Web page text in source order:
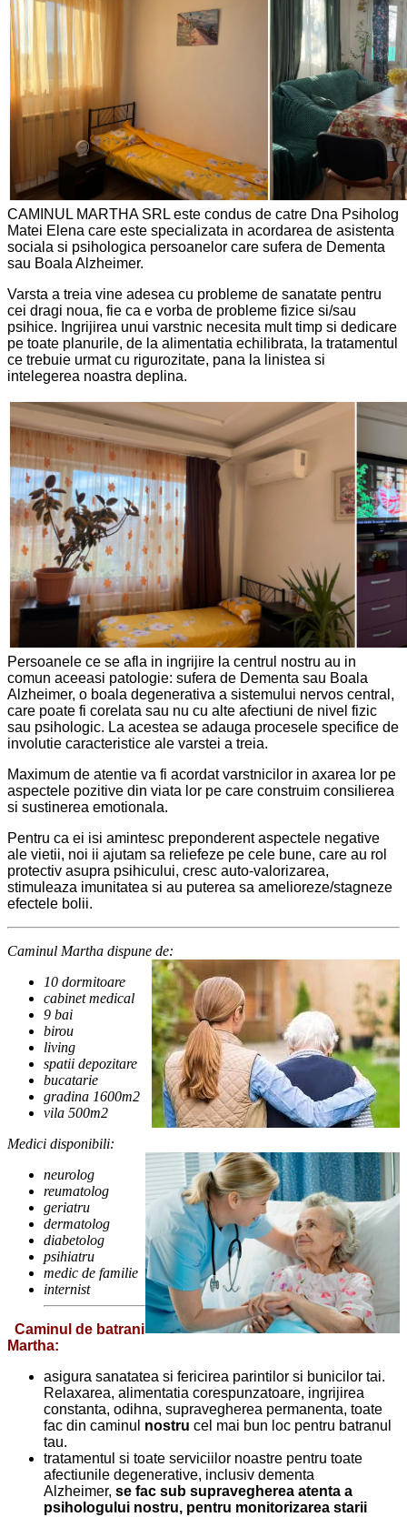
CAMINUL MARTHA SRL este condus de catre Dna Psiholog
Matei Elena care este specializata in acordarea de asistenta
sociala si psihologica persoanelor care sufera de Dementa
sau Boala Alzheimer.
Varsta a treia vine adesea cu probleme de sanatate pentru
cei dragi noua, fie ca e vorba de probleme fizice si/sau
psihice. Ingrijirea unui varstnic necesita mult timp si dedicare
pe toate planurile, de la alimentatia echilibrata, la tratamentul
ce trebuie urmat cu rigurozitate, pana la linistea si
intelegerea noastra deplina.
Persoanele ce se afla in ingrijire la centrul nostru au in
comun aceeasi patologie: sufera de Dementa sau Boala
Alzheimer, o boala degenerativa a sistemului nervos central,
care poate fi corelata sau nu cu alte afectiuni de nivel fizic
sau psihologic. La acestea se adauga procesele specifice de
involutie caracteristice ale varstei a treia.
Maximum de atentie va fi acordat varstnicilor in axarea lor pe
aspectele pozitive din viata lor pe care construim consilierea
si sustinerea emotionala.
Pentru ca ei isi amintesc preponderent aspectele negative
ale vietii, noi ii ajutam sa reliefeze pe cele bune, care au rol
protectiv asupra psihicului, cresc auto-valorizarea,
stimuleaza imunitatea si au puterea sa amelioreze/stagneze
efectele bolii.
Caminul Martha dispune de:
10 dormitoare
cabinet medical
9 bai
birou
living
spatii depozitare
bucatarie
gradina 1600m2
vila 500m2
Medici disponibili:
neurolog
reumatolog
geriatru
dermatolog
diabetolog
psihiatru
medic de familie
internist
Caminul de batrani
Martha:
asigura sanatatea si fericirea parintilor si bunicilor tai.
Relaxarea, alimentatia corespunzatoare, ingrijirea
constanta, odihna, supravegherea permanenta, toate
fac din caminul nostru cel mai bun loc pentru batranul
tau.
tratamentul si toate serviciilor noastre pentru toate
afectiunile degenerative, inclusiv dementa
Alzheimer, se fac sub supravegherea atenta a
psihologului nostru, pentru monitorizarea starii